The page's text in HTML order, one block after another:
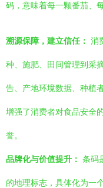
码，意味着每一颗番茄、
溯源保障，建立信任： 消
种、施肥、田间管理到采
告、产地环境数据、种植
增强了消费者对食品安全
誉。
品牌化与价值提升： 条码
的地理标志，具体化为一